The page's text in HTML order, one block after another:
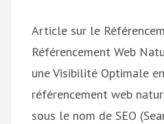
Article sur le
Référencement Web
une Visibilité Optimale
référencement web
sous le nom de SEO